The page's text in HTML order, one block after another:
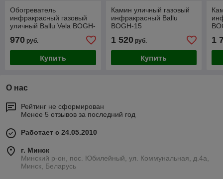
Обогреватель
инфракрасный газовый
уличный Ballu Vela BOGH-
970 руб.
Купить
Камин уличный газовый
инфракрасный Ballu
BOGH-15
1 520руб.
Купить
1
О нас
Рейтинг не сформирован
Менее 5 отзывов за последний год
Работает с 24.05.2010
г. Минск
Минский р-он, пос. Юбилейный, ул. Коммунальная, д.4а,
Минск, Беларусь